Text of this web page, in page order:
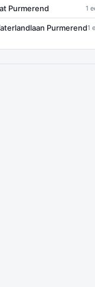
Purmerend 1
Purmerend1